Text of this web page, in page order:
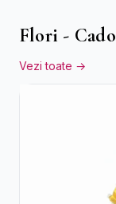
Flori -
Vezi toate →